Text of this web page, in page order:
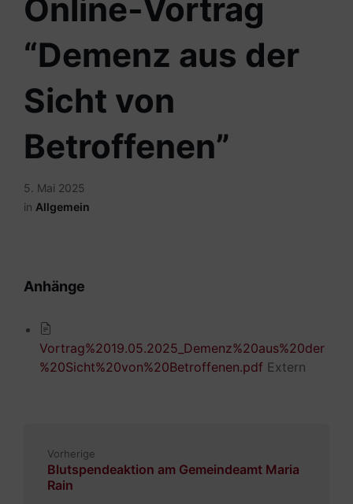
Online-Vortrag
“Demenz aus der
Sicht von
Betroffenen”
5. Mai 2025
in Allgemein
Anhänge
Vortrag%2019.05.2025_Demenz%20aus%20der
%20Sicht%20von%20Betroffenen.pdf Extern
Vorherige
Blutspendeaktion am Gemeindeamt Maria
Rain